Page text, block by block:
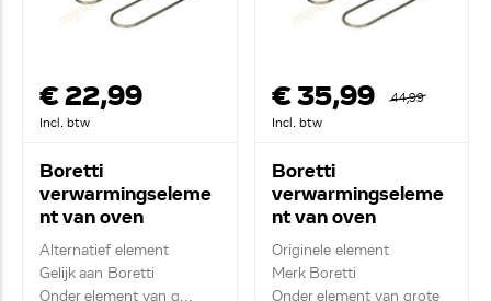
€ 22,99
Incl. btw
Boretti
verwarmingseleme
nt van oven
A45802
Alternatief element
Gelijk aan Boretti
Onder element van g...
€ 35,99
44,99
Incl. btw
Boretti
verwarmingseleme
nt van oven
A45802
EA601102700000
0
Originele element
Merk Boretti
Onder element van grote